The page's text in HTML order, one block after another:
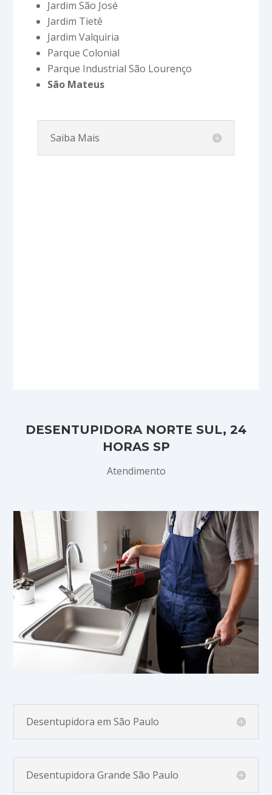
Jardim São José
Jardim Tietê
Jardim Valquiria
Parque Colonial
Parque Industrial São Lourenço
São Mateus
Saiba Mais
DESENTUPIDORA NORTE SUL, 24
HORAS SP
Atendimento
Desentupidora em São Paulo
Desentupidora Grande São Paulo